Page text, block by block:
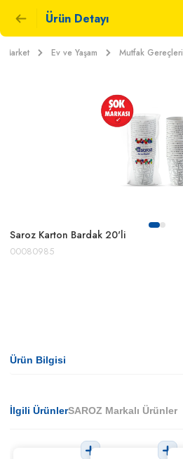
Ürün Detayı
Market Ev ve Yaşam Mutfak Gereçleri
Saroz Karton Bardak 20'li
00080985
Ürün Bilgisi
İlgili ÜrünlerSAROZ Markalı Ürünler